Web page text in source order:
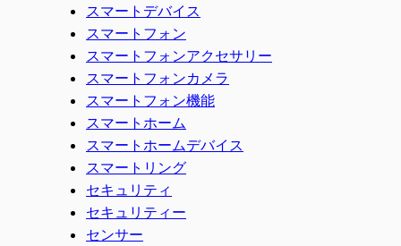
スマートデバイス
スマートフォン
スマートフォンアクセサリー
スマートフォンカメラ
スマートフォン機能
スマートホーム
スマートホームデバイス
スマートリング
セキュリティ
セキュリティー
センサー